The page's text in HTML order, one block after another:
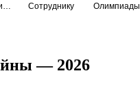
Сотруднику Олимпиады
— 2026